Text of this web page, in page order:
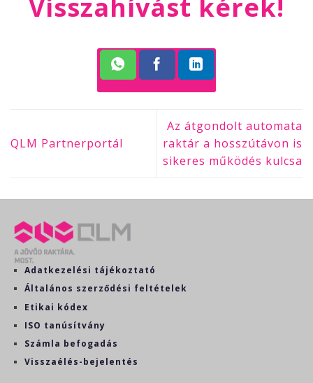
Visszahívást kérek!
QLM Partnerportál
Az átgondolt automata
raktár a hosszútávon is
sikeres működés kulcsa
Adatkezelési tájékoztató
Általános szerződési feltételek
Etikai kódex
ISO tanúsítvány
Számla befogadás
Visszaélés-bejelentés